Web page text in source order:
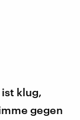
klug,
gegen